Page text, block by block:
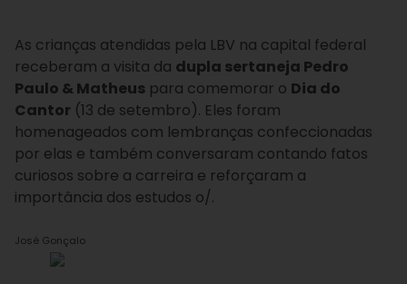
As crianças atendidas pela LBV na capital federal
receberam a visita da dupla sertaneja Pedro
Paulo & Matheus para comemorar o Dia do
Cantor (13 de setembro). Eles foram
homenageados com lembranças confeccionadas
por elas e também conversaram contando fatos
curiosos sobre a carreira e reforçaram a
importância dos estudos o/.
José Gonçalo